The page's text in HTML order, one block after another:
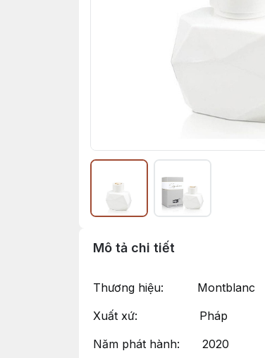
Mô tả chi tiết
Thương hiệu: Montblanc
Xuất xứ: Pháp
Năm phát hành: 2020